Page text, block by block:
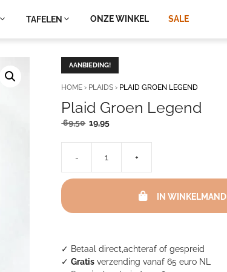
TAFELEN ONZE WINKEL SALE
AANBIEDING!
✓ Betaal direct,achteraf of gespreid
✓Gratis verzending vanaf 65 euro NL
HOME › PLAIDS › PLAID GROEN LEGEND
Plaid Groen Legend
69,50 Oorspronkelijke
69,50.
19,95Huidige
-
Groen
Legend
aantal
+
IN WINKELMAND